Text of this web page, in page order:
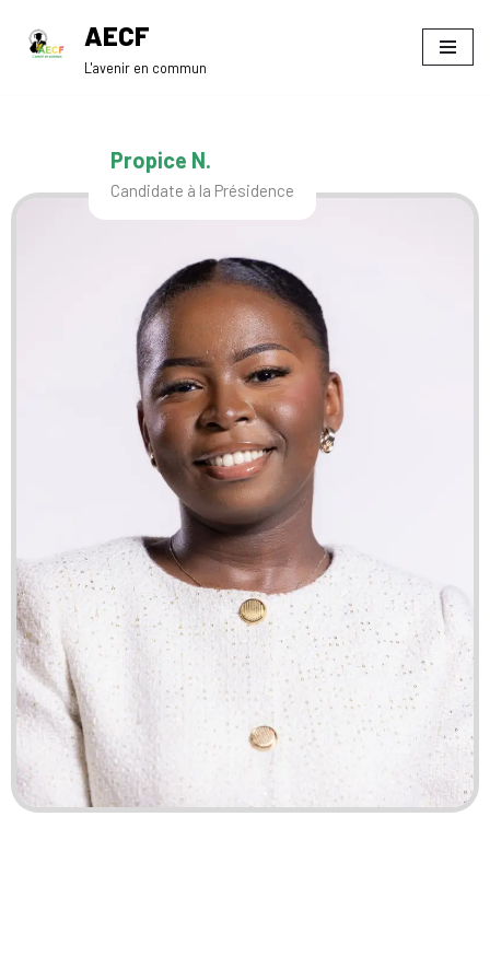
Aller
AECF
L'avenir en commun
Propice N.
Candidate à la Présidence